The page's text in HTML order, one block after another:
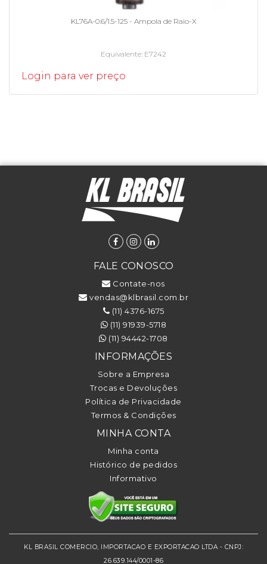
KL76A-0.6/1.5-125 - Ampola de Raio-X
Equivalente E7242
Login para ver preço
FALE CONOSCO
Contate-nos
vendas@klbrasil.com.br
(11) 4376-1675
(11) 91939-5718
(11) 94442-1708
INFORMAÇÕES
Sobre a Empresa
Trocas e Devoluções
Política de Privacidade
Termos & Condições
MINHA CONTA
Minha conta
Histórico de pedidos
Informativo
KL BRASIL COMERCIO, IMPORTACAO E EXPORTACAO LTDA - CNPJ:
26.639.144/0001-86